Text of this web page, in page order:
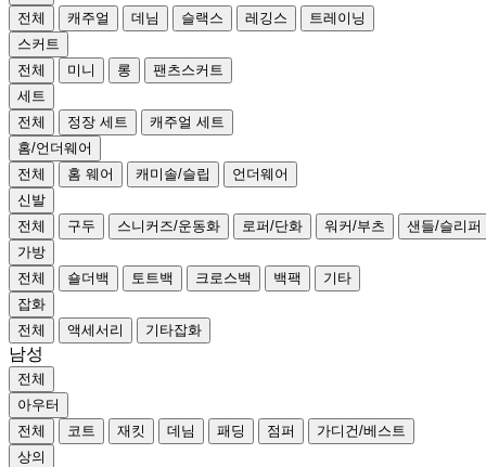
전체
캐주얼 데님 슬랙스 레깅스
트레이닝
스커트
전체
미니 롱
팬츠스커트
세트
전체
정장 세트
캐주얼 세트
홈/언더웨어
전체
홈 웨어 캐미솔/슬립
언더웨어
신발
전체
구두 스니커즈/운동화 로퍼/단화 워커/부츠
샌들/슬리퍼
가방
전체
숄더백 토트백 크로스백 백팩
기타
잡화
전체
액세서리 기타잡화
남성
전체
아우터
전체
코트 재킷 데님 패딩 점퍼
가디건/베스트
상의